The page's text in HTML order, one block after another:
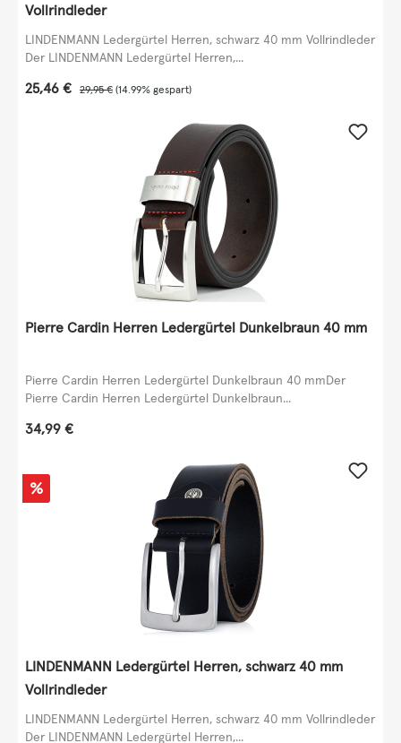
Vollrindleder
LINDENMANN Ledergürtel Herren, schwarz 40 mm Vollrindleder
Der LINDENMANN Ledergürtel Herren,...
Verkaufspreis:
25,46 € Regulärer Preis:
29,95 € (14.99% gespart)
Pierre Cardin Herren Ledergürtel Dunkelbraun 40 mm
Pierre Cardin Herren Ledergürtel Dunkelbraun 40 mmDer
Pierre Cardin Herren Ledergürtel Dunkelbraun...
Regulärer Preis:
34,99 €
Rabatt
%
LINDENMANN Ledergürtel Herren, schwarz 40 mm
Vollrindleder
LINDENMANN Ledergürtel Herren, schwarz 40 mm Vollrindleder
Der LINDENMANN Ledergürtel Herren,...